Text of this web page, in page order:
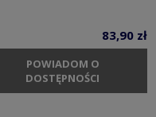
83,90 zł
POWIADOM O
DOSTĘPNOŚCI